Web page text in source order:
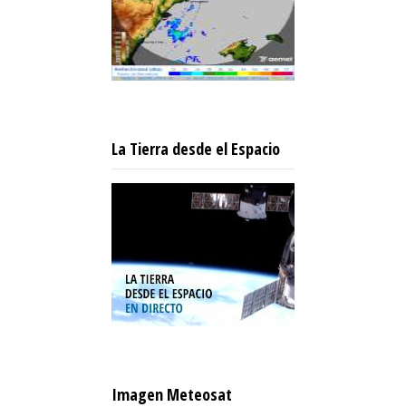
La Tierra desde el Espacio
Imagen Meteosat